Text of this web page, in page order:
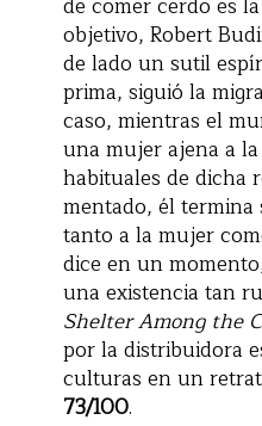
objetivo, Robert
de lado un sutil
prima, siguió la
caso, mientras el
una mujer ajena a
habituales de dicha
mentado, él termina
tanto a la mujer
dice en un
una existencia tan
Shelter Among the
por la distribuidora
culturas en un
73/100.